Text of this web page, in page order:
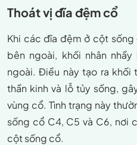
Thoát vị đĩa đệm cổ
Khi các đĩa đệm ở cột
bên ngoài, khối nhân
ngoài. Điều này tạo ra
thần kinh và lỗ tủy sống,
vùng cổ. Tình trạng này
sống cổ C4, C5 và C6, nơi
cột sống cổ.